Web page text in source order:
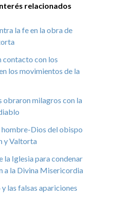
relacionados
la fe en la obra de
contacto con los
los movimientos de la
obraron milagros con la
hombre-Dios del obispo
y Valtorta
la Iglesia para condenar
a la Divina Misericordia
las falsas apariciones